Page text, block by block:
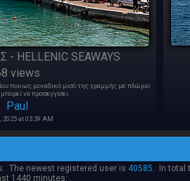
HELLENIC SEAWAYS
views
που ως μοναδικό μισό της γραμμής με πλώριο
να προσεγγίσει
Paul
2025 at 03:39 AM
The newest registered user is 40585. In total
1440 minutes: .